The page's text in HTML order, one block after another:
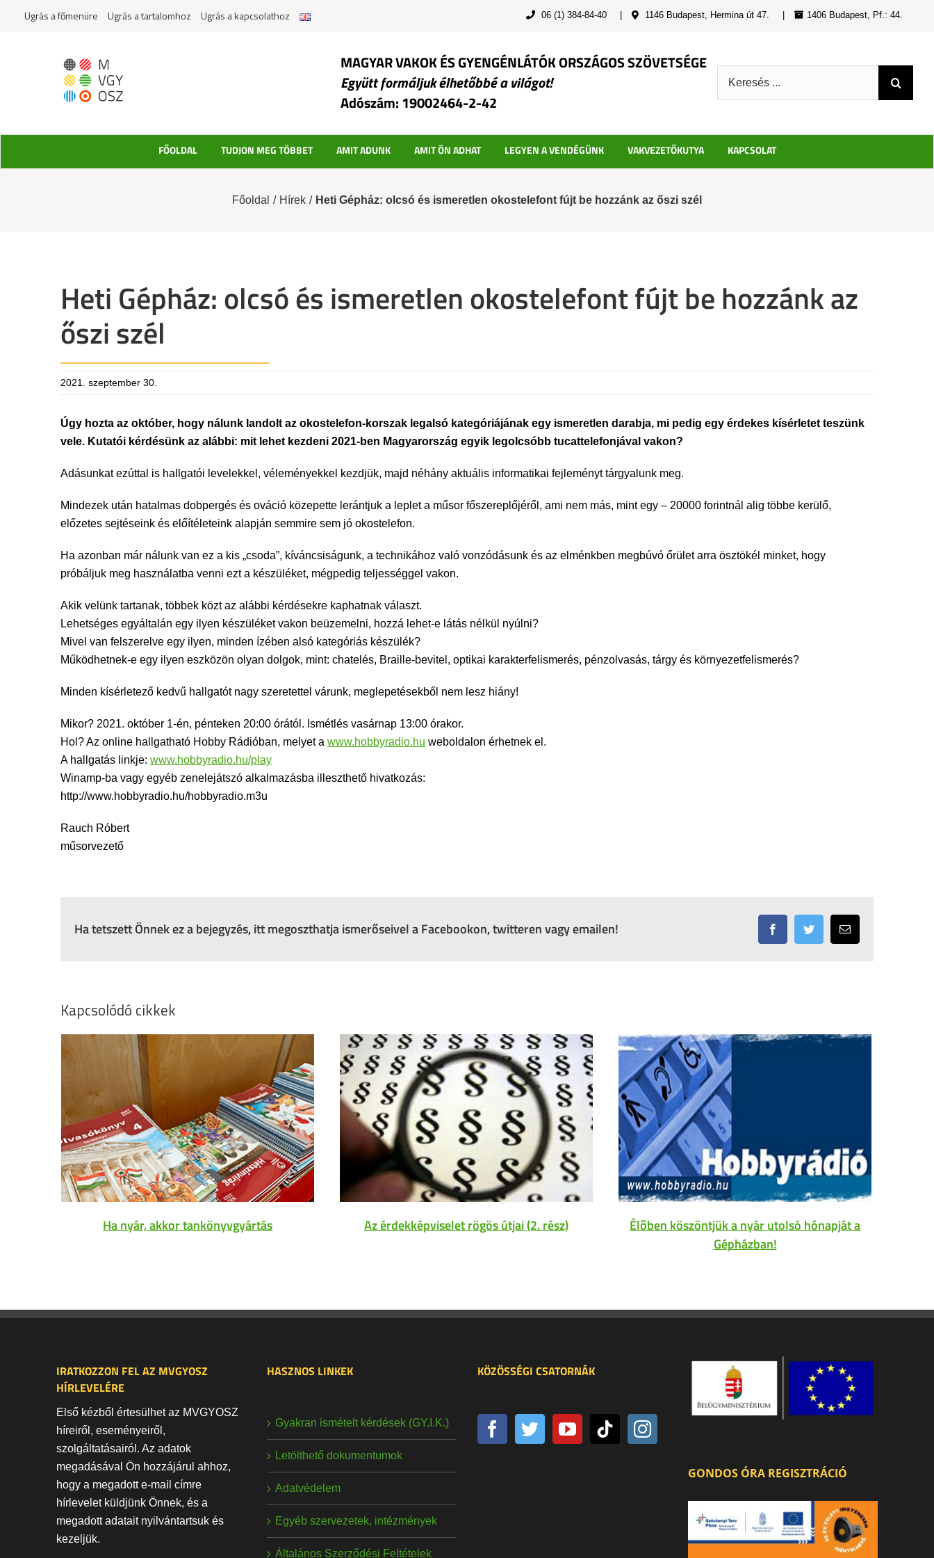
Ugrás a főmenüre Ugrás a tartalomhoz Ugrás a kapcsolathoz 06 (1) 384-84-40 1146 Budapest, Hermina út 47. 1406 Budapest, Pf.: 44.
MAGYAR VAKOK ÉS GYENGÉNLÁTÓK ORSZÁGOS SZÖVETSÉGE
Együtt formáljuk élhetőbbé a világot!
Adószám: 19002464-2-42
FŐOLDAL TUDJON MEG TÖBBET AMIT ADUNK AMIT ÖN ADHAT LEGYEN A VENDÉGÜNK VAKVEZETŐKUTYA KAPCSOLAT
Főoldal / Hírek / Heti Gépház: olcsó és ismeretlen okostelefont fújt be hozzánk az őszi szél
Heti Gépház: olcsó és ismeretlen okostelefont fújt be hozzánk az
őszi szél
2021. szeptember 30.
Úgy hozta az október, hogy nálunk landolt az okostelefon-korszak legalsó kategóriájának egy ismeretlen darabja, mi pedig egy érdekes kísérletet teszünk
vele. Kutatói kérdésünk az alábbi: mit lehet kezdeni 2021-ben Magyarország egyik legolcsóbb tucattelefonjával vakon?
Adásunkat ezúttal is hallgatói levelekkel, véleményekkel kezdjük, majd néhány aktuális informatikai fejleményt tárgyalunk meg.
Mindezek után hatalmas dobpergés és ováció közepette lerántjuk a leplet a műsor főszereplőjéről, ami nem más, mint egy – 20000 forintnál alig többe kerülő,
előzetes sejtéseink és előítéleteink alapján semmire sem jó okostelefon.
Ha azonban már nálunk van ez a kis „csoda”, kíváncsiságunk, a technikához való vonzódásunk és az elménkben megbúvó őrület arra ösztökél minket, hogy
próbáljuk meg használatba venni ezt a készüléket, mégpedig teljességgel vakon.
Akik velünk tartanak, többek közt az alábbi kérdésekre kaphatnak választ.
Lehetséges egyáltalán egy ilyen készüléket vakon beüzemelni, hozzá lehet-e látás nélkül nyúlni?
Mivel van felszerelve egy ilyen, minden ízében alsó kategóriás készülék?
Működhetnek-e egy ilyen eszközön olyan dolgok, mint: chatelés, Braille-bevitel, optikai karakterfelismerés, pénzolvasás, tárgy és környezetfelismerés?
Minden kísérletező kedvű hallgatót nagy szeretettel várunk, meglepetésekből nem lesz hiány!
Mikor? 2021. október 1-én, pénteken 20:00 órától. Ismétlés vasárnap 13:00 órakor.
Hol? Az online hallgatható Hobby Rádióban, melyet a www.hobbyradio.hu weboldalon érhetnek el.
A hallgatás linkje: www.hobbyradio.hu/play
Winamp-ba vagy egyéb zenelejátszó alkalmazásba illeszthető hivatkozás:
http://www.hobbyradio.hu/hobbyradio.m3u
Rauch Róbert
műsorvezető
Ha tetszett Önnek ez a bejegyzés, itt megoszthatja ismerőseivel a Facebookon, twitteren vagy emailen! FacebookTwitter Email:
Kapcsolódó cikkek
Ha nyár, akkor tankönyvgyártás Az érdekképviselet rögös útjai (2. rész)
Élőben köszöntjük a nyár utolsó hónapját a
Gépházban!
IRATKOZZON FEL AZ MVGYOSZ
HÍRLEVELÉRE
Első kézből értesülhet az MVGYOSZ
híreiről, eseményeiről,
szolgáltatásairól. Az adatok
megadásával Ön hozzájárul ahhoz,
hogy a megadott e-mail címre
hírlevelet küldjünk Önnek, és a
megadott adatait nyilvántartsuk és
kezeljük.
HASZNOS LINKEK
Gyakran ismételt kérdések (GY.I.K.)
Letölthető dokumentumok
Adatvédelem
Egyéb szervezetek, intézmények
Általános Szerződési Feltételek
KÖZÖSSÉGI CSATORNÁK
GONDOS ÓRA REGISZTRÁCIÓ